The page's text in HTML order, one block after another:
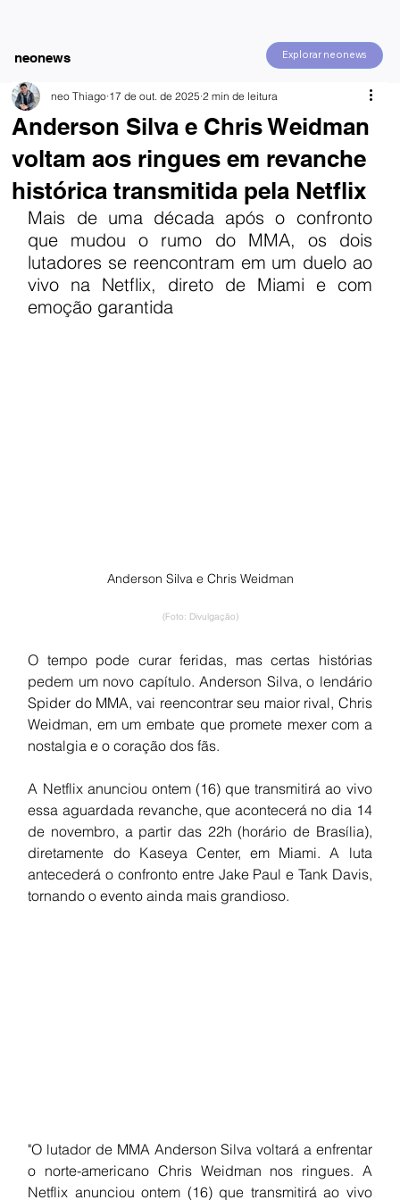
Explorar neonews
neonews
Anderson Silva e Chris Weidman
voltam aos ringues em revanche
histórica transmitida pela Netflix
neo Thiago 17 de out. de 2025 2 min de leitura
Mais de uma década após o confronto
que mudou o rumo do MMA, os dois
lutadores se reencontram em um duelo ao
vivo na Netflix, direto de Miami e com
emoção garantida
Anderson Silva e Chris Weidman
(Foto: Divulgação)
O tempo pode curar feridas, mas certas histórias
pedem um novo capítulo. Anderson Silva, o lendário
Spider do MMA, vai reencontrar seu maior rival, Chris
Weidman, em um embate que promete mexer com a
nostalgia e o coração dos fãs.
A Netflix anunciou ontem (16) que transmitirá ao vivo
essa aguardada revanche, que acontecerá no dia 14
de novembro, a partir das 22h (horário de Brasília),
diretamente do Kaseya Center, em Miami. A luta
antecederá o confronto entre Jake Paul e Tank Davis,
tornando o evento ainda mais grandioso.
"O lutador de MMA Anderson Silva voltará a enfrentar
o norte-americano Chris Weidman nos ringues. A
Netflix anunciou ontem (16) que transmitirá ao vivo